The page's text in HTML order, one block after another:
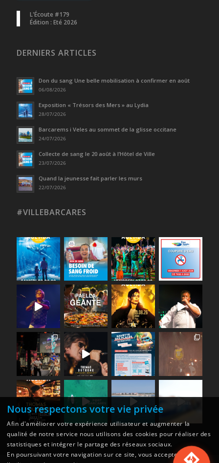
L'Écoute #179
Édition : Eté 2026
DERNIERS ARTICLES
Don du sang Une belle mobilisation à confirmer en août
06/08/2026
Exposition « Trésors des Mers » au Lydia
28/07/2026
Barcarems i Veles au sommet de la glisse occitane
24/07/2026
Collecte de sang le 20 août à l’Hôtel de Ville
23/07/2026
Quand la jeunesse fait parler les murs
22/07/2026
#VILLEBARCARES
Nous respectons votre vie privée
Afin d'améliorer votre expérience utilisateur et augmenter la
qualité de notre service nous utilisons des cookies pour réaliser des
statistiques et intégrer le partage des réseaux sociaux.
En poursuivant votre navigation sur ce site, vous acceptez